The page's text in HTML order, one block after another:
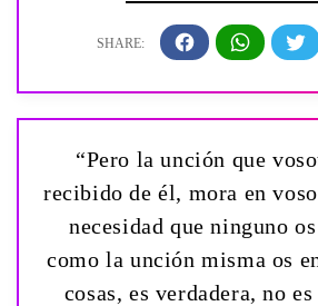
“Pero la unción que
recibido de él, mora en
necesidad que ninguno
como la unción misma os
cosas, es verdadera, no